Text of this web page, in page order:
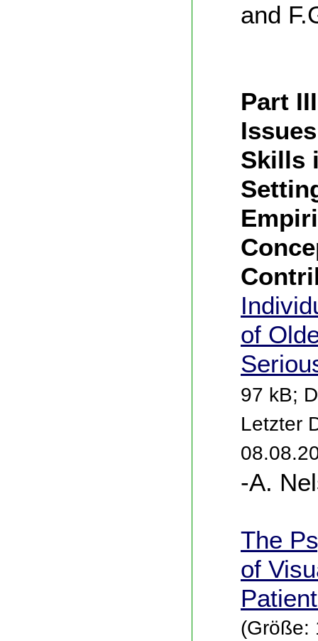
and
Part
Skills
of
97 kB;
Letzter
-A.
The
of
(Größe: